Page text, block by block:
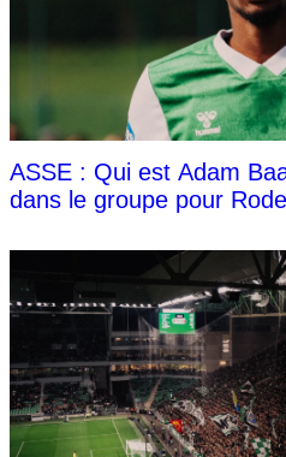
ASSE : Qui est Adam
dans le groupe pour